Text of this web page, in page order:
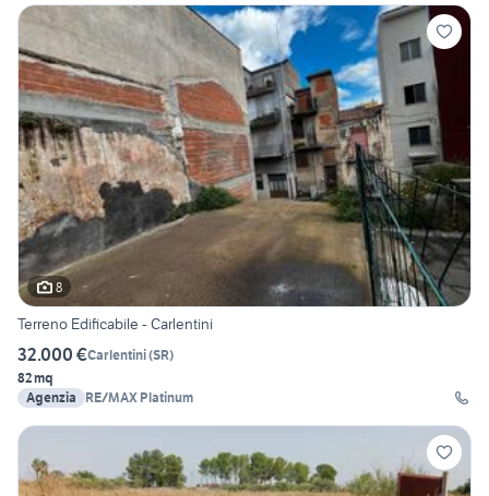
8
Terreno Edificabile - Carlentini
32.000 €Carlentini(SR)
82 mq
Agenzia
RE/MAX Platinum